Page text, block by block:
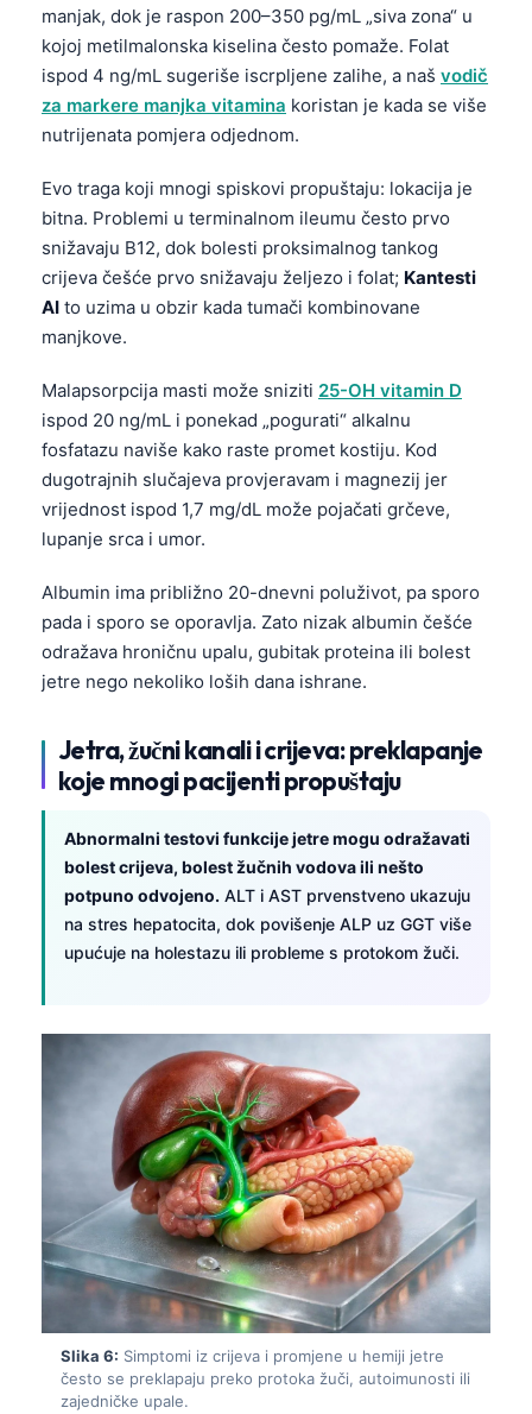
manjak, dok je raspon 200–350 pg/mL „siva zona“ u
kojoj metilmalonska kiselina često pomaže. Folat
ispod 4 ng/mL sugeriše iscrpljene zalihe, a naš vodič
za markere manjka vitamina koristan je kada se više
nutrijenata pomjera odjednom.
Evo traga koji mnogi spiskovi propuštaju: lokacija je
bitna. Problemi u terminalnom ileumu često prvo
snižavaju B12, dok bolesti proksimalnog tankog
crijeva češće prvo snižavaju željezo i folat; Kantesti
AI to uzima u obzir kada tumači kombinovane
manjkove.
Malapsorpcija masti može sniziti 25-OH vitamin D
ispod 20 ng/mL i ponekad „pogurati“ alkalnu
fosfatazu naviše kako raste promet kostiju. Kod
dugotrajnih slučajeva provjeravam i magnezij jer
vrijednost ispod 1,7 mg/dL može pojačati grčeve,
lupanje srca i umor.
Albumin ima približno 20-dnevni poluživot, pa sporo
pada i sporo se oporavlja. Zato nizak albumin češće
odražava hroničnu upalu, gubitak proteina ili bolest
jetre nego nekoliko loših dana ishrane.
Jetra, žučni kanali i crijeva: preklapanje
koje mnogi pacijenti propuštaju
Abnormalni testovi funkcije jetre mogu odražavati
bolest crijeva, bolest žučnih vodova ili nešto
potpuno odvojeno. ALT i AST prvenstveno ukazuju
na stres hepatocita, dok povišenje ALP uz GGT više
upućuje na holestazu ili probleme s protokom žuči.
Slika 6: Simptomi iz crijeva i promjene u hemiji jetre
često se preklapaju preko protoka žuči, autoimunosti ili
zajedničke upale.
한국어
Slovenščina
Magyar
Shqip
বাংলা
اردو
मराठी
తెలుగు
தமிழ்
മലയാളം
Bahasa Melayu
Tiếng Việt
Tagalog
ဗမာစာ
Kiswahili
አማርኛ
Українська
Català
Қазақ тілі
Suomi
Hrvatski
Slovenčina
پښتو
سنڌي
සිංහල
অসমীয়া
Galego
Latviešu valoda
Македонски јазик
Euskara